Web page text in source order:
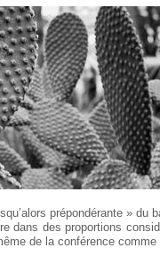
prépondérante »
dans des proportions
de la conférence